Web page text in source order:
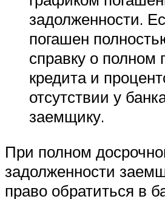
задолженности.
погашен
справку о полном
кредита и
отсутствии у
заемщику.
При полном
задолженности
право обратиться в